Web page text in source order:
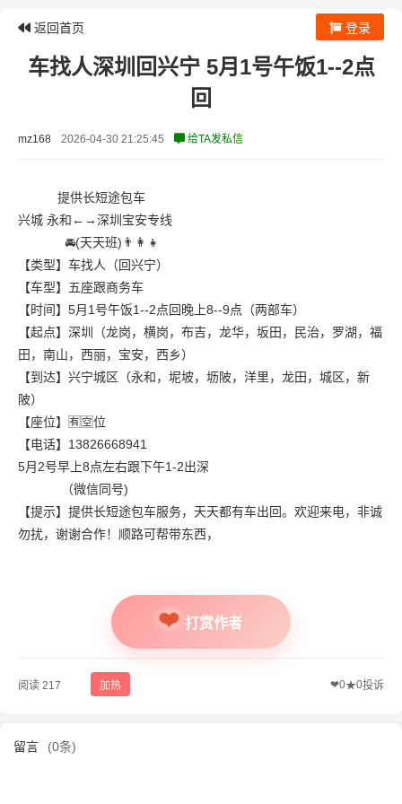
返回首页 登录
车找人深圳回兴宁 5月1号午饭1--2点
回
mz168 2026-04-30 21:25:45 给TA发私信
提供长短途包车
兴城 永和←→深圳宝安专线
🚘(天天班)👨‍👩‍👧
【类型】车找人（回兴宁）
【车型】五座跟商务车
【时间】5月1号午饭1--2点回晚上8--9点（两部车）
【起点】深圳（龙岗，横岗，布吉，龙华，坂田，民治，罗湖，福
田，南山，西丽，宝安，西乡）
【到达】兴宁城区（永和，坭坡，坜陂，洋里，龙田，城区，新
陂）
【座位】🈶🈳位
【电话】13826668941
5月2号早上8点左右跟下午1-2出深
（微信同号)
【提示】提供长短途包车服务，天天都有车出回。欢迎来电，非诚
勿扰，谢谢合作！顺路可帮带东西，
打赏作者
阅读 217 加热 ❤0★0投诉
留言 (0条)